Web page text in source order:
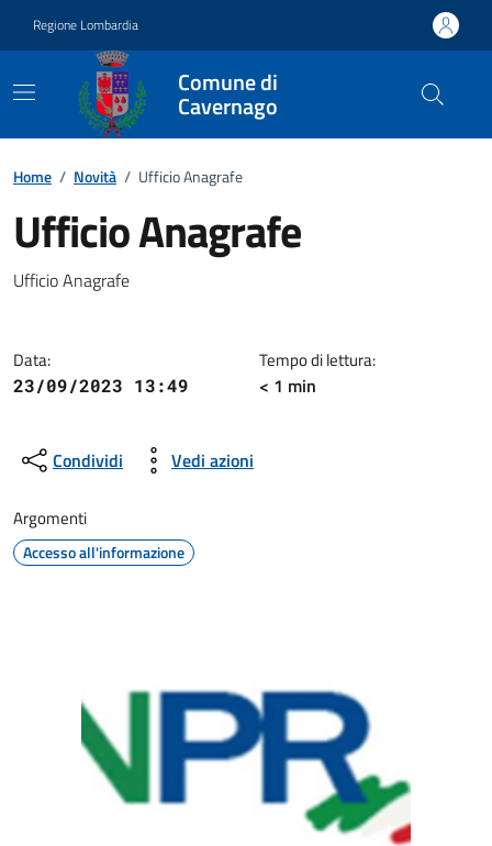
Regione Lombardia
Comune di
Cavernago
Home / Novità / Ufficio Anagrafe
Ufficio Anagrafe
Dettagli della notizia
Ufficio Anagrafe
Data:
23/09/2023 13:49
Tempo di lettura:
< 1 min
Condividi Vedi azioni
Argomenti
Accesso all'informazione